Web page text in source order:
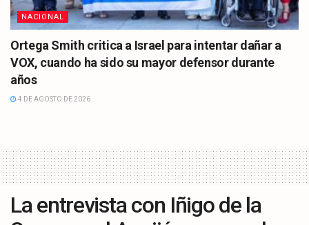
NACIONAL
Ortega Smith critica a Israel para intentar dañar a
VOX, cuando ha sido su mayor defensor durante
años
4 DE AGOSTO DE 2026
La entrevista con Iñigo de la